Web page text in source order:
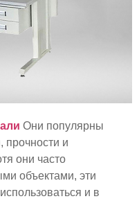
Они популярны
прочности и
они часто
объектами, эти
и в